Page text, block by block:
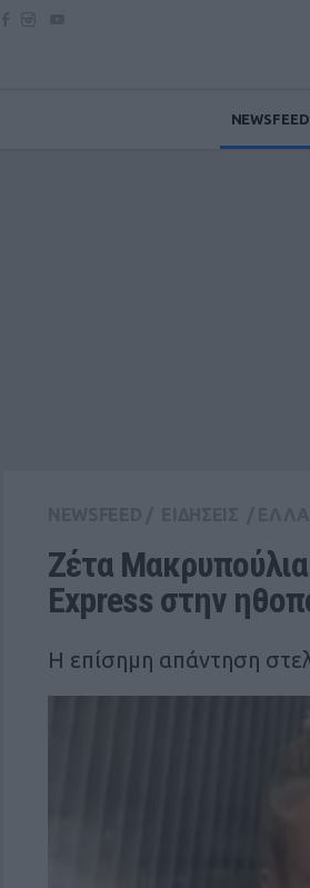
NEWSFEED
Ζέτα
Express στην
Η επίσημη απάντηση